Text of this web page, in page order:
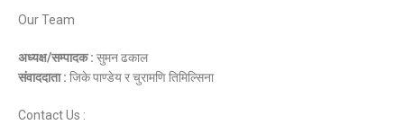
Our Team
अध्यक्ष/सम्पादक : सुमन ढकाल
संवाददाता : जिके पाण्डेय र चुरामणि तिमिल्सिना
Contact Us :